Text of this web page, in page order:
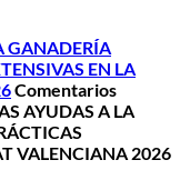
GANADERÍA
EN LA
Comentarios
AYUDAS A LA
VALENCIANA 2026